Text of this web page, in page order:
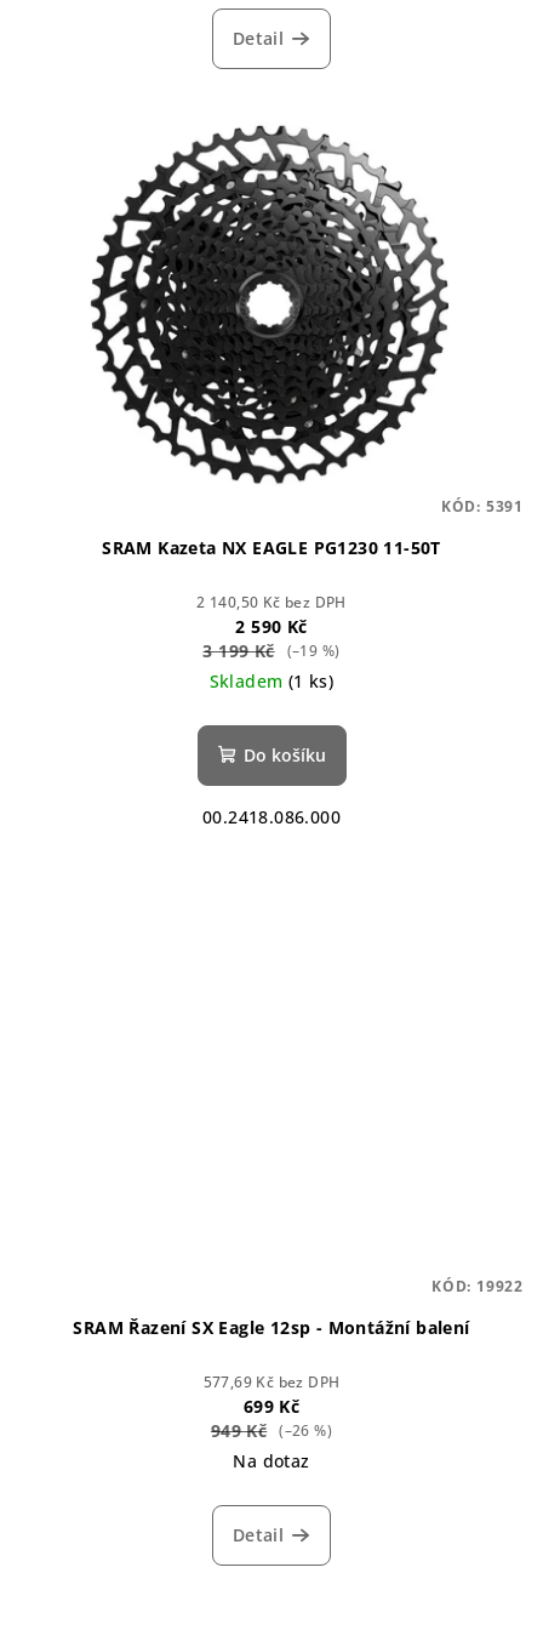
Detail
SRAM Kazeta NX EAGLE PG1230 11-50T
2 140,50 Kč bez DPH
2 590 Kč
3 199 Kč
(–19 %)
Skladem (1 ks)
Do košíku
00.2418.086.000
KÓD: 5391
SRAM Řazení SX Eagle 12sp - Montážní balení
577,69 Kč bez DPH
699 Kč
949 Kč (–26 %)
Na dotaz
Detail
KÓD: 19922